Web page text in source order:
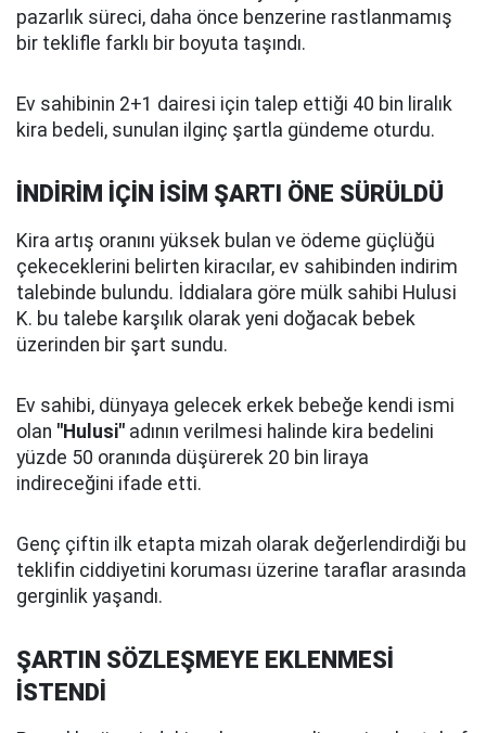
pazarlık süreci, daha önce benzerine rastlanmamış
bir teklifle farklı bir boyuta taşındı.
Ev sahibinin 2+1 dairesi için talep ettiği 40 bin liralık
kira bedeli, sunulan ilginç şartla gündeme oturdu.
İNDİRİM İÇİN İSİM ŞARTI ÖNE SÜRÜLDÜ
Kira artış oranını yüksek bulan ve ödeme güçlüğü
çekeceklerini belirten kiracılar, ev sahibinden indirim
talebinde bulundu. İddialara göre mülk sahibi Hulusi
K. bu talebe karşılık olarak yeni doğacak bebek
üzerinden bir şart sundu.
Ev sahibi, dünyaya gelecek erkek bebeğe kendi ismi
olan "Hulusi" adının verilmesi halinde kira bedelini
yüzde 50 oranında düşürerek 20 bin liraya
indireceğini ifade etti.
Genç çiftin ilk etapta mizah olarak değerlendirdiği bu
teklifin ciddiyetini koruması üzerine taraflar arasında
gerginlik yaşandı.
ŞARTIN SÖZLEŞMEYE EKLENMESİ
İSTENDİ